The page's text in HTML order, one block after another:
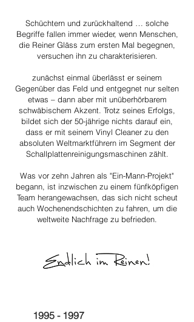
Schüchtern und zurückhaltend … solche
Begriffe fallen immer wieder, wenn Menschen,
die Reiner Gläss zum ersten Mal begegnen,
versuchen ihn zu charakterisieren.
zunächst einmal überlässt er seinem
Gegenüber das Feld und entgegnet nur selten
etwas – dann aber mit unüberhörbarem
schwäbischem Akzent. Trotz seines Erfolgs,
bildet sich der 50-jährige nichts darauf ein,
dass er mit seinem Vinyl Cleaner zu den
absoluten Weltmarktführern im Segment der
Schallplattenreinigungsmaschinen zählt.
Was vor zehn Jahren als "Ein-Mann-Projekt"
begann, ist inzwischen zu einem fünfköpfigen
Team herangewachsen, das sich nicht scheut
auch Wochenendschichten zu fahren, um die
weltweite Nachfrage zu befrieden.
1995 - 1997